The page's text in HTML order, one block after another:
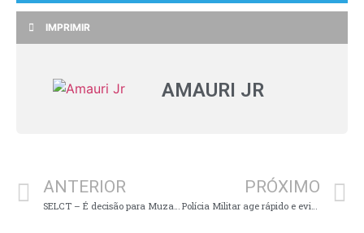
IMPRIMIR
AMAURI JR
ANTERIOR PRÓXIMO